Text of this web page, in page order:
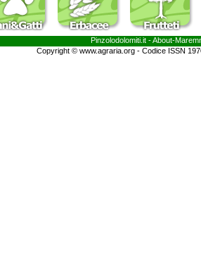
Pinzolodolomiti.it - About-
Copyright © www.agraria.org - Codice ISSN